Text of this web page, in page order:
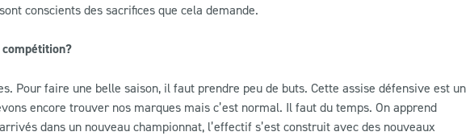
conscients des sacrifices que cela demande.
Pour faire une belle saison, il faut prendre peu de buts. Cette assise défensive est un
encore trouver nos marques mais c’est normal. Il faut du temps. On apprend
dans un nouveau championnat, l’effectif s’est construit avec des nouveaux